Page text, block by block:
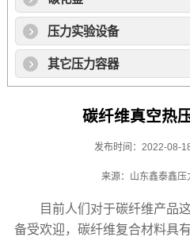
压力实验设备
其它压力容器
碳纤维真空热
发布时间：2022-08-
来源：山东鑫泰鑫压
目前人们对于碳纤维产品这
备受欢迎，碳纤维复合材料具